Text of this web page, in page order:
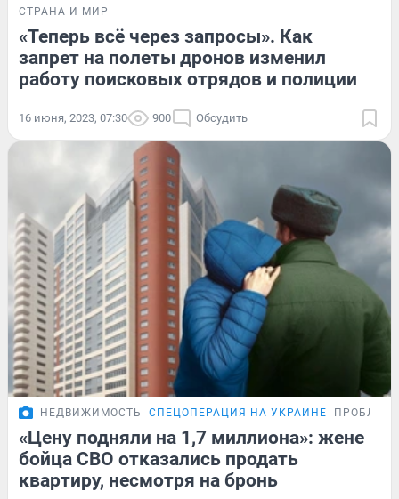
СТРАНА И МИР
«Теперь всё через запросы». Как
запрет на полеты дронов изменил
работу поисковых отрядов и полиции
16 июня, 2023, 07:30 900 Обсудить
НЕДВИЖИМОСТЬ СПЕЦОПЕРАЦИЯ НА УКРАИНЕ ПРОБЛЕМА
«Цену подняли на 1,7 миллиона»: жене
бойца СВО отказались продать
квартиру, несмотря на бронь